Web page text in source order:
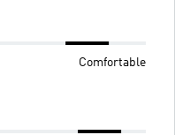
Comfortable